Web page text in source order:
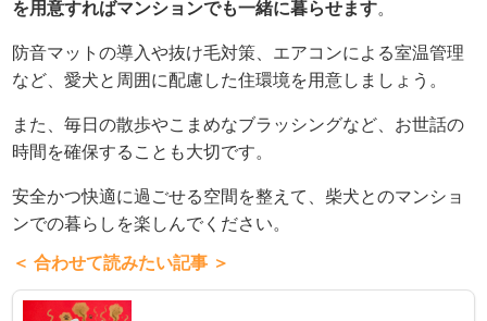
を用意すればマンションでも一緒に暮らせます。
防音マットの導入や抜け毛対策、エアコンによる室温管理
など、愛犬と周囲に配慮した住環境を用意しましょう。
また、毎日の散歩やこまめなブラッシングなど、お世話の
時間を確保することも大切です。
安全かつ快適に過ごせる空間を整えて、柴犬とのマンショ
ンでの暮らしを楽しんでください。
＜ 合わせて読みたい記事 ＞